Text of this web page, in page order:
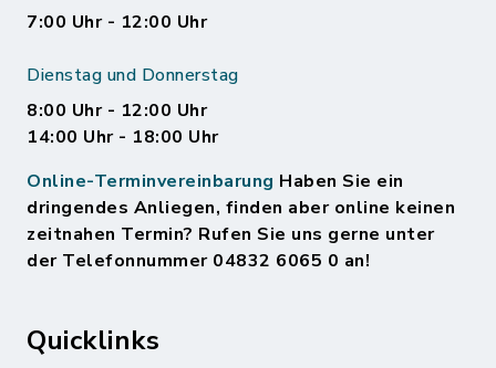
7:00 Uhr - 12:00 Uhr
Dienstag und Donnerstag
8:00 Uhr - 12:00 Uhr
14:00 Uhr - 18:00 Uhr
Online-Terminvereinbarung Haben Sie ein
dringendes Anliegen, finden aber online keinen
zeitnahen Termin? Rufen Sie uns gerne unter
der Telefonnummer 04832 6065 0 an!
Quicklinks